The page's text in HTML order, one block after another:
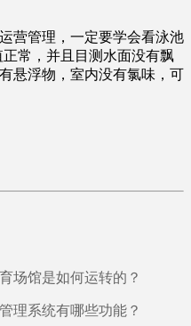
管理，一定要学会看泳池
常，并且目测水面没有飘
悬浮物，室内没有氯味，可
场馆是如何运转的？
理系统有哪些功能？